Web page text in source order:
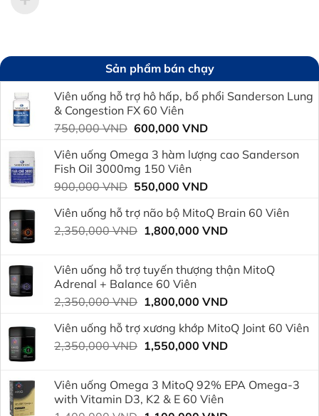
Sản phẩm bán chạy
Viên uống hỗ trợ hô hấp, bổ phổi Sanderson Lung
& Congestion FX 60 Viên
750,000VND Giá
là:
750,000 VND.
600,000 VNDGiá
tại
600,000 VND.
Viên uống Omega 3 hàm lượng cao Sanderson
Fish Oil 3000mg 150 Viên
900,000VND Giá
là:
900,000 VND.
550,000 VNDGiá
tại
là:
Viên uống hỗ trợ não bộ MitoQ Brain 60 Viên
2,350,000VND Giá
2,350,000 VND.
1,800,000 VNDGiá
là:
Viên uống hỗ trợ tuyến thượng thận MitoQ
Adrenal + Balance 60 Viên
2,350,000VND Giá
là:
2,350,000 VND.
1,800,000 VNDGiá
tại
là:
Viên uống hỗ trợ xương khớp MitoQ Joint 60 Viên
2,350,000VND Giá
2,350,000 VND.
1,550,000 VNDGiá
là:
Viên uống Omega 3 MitoQ 92% EPA Omega-3
with Vitamin D3, K2 & E 60 Viên